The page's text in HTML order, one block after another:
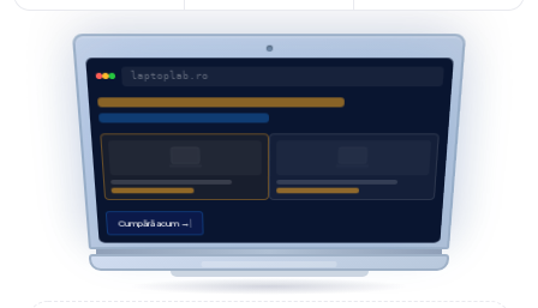
laptoplab.ro
Cumpără acum →